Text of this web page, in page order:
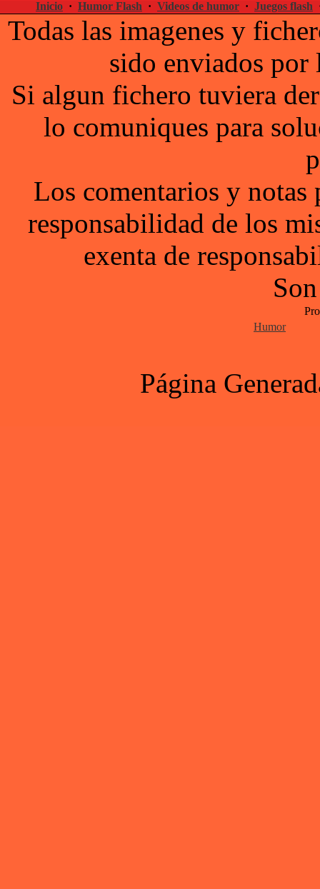
Inicio · Humor Flash · Videos de humor · Juegos flash
Todas las imagenes y
sido enviados por
Si algun fichero tuviera
lo comuniques para
Los comentarios y notas
responsabilidad de los
exenta de
Humor
Página